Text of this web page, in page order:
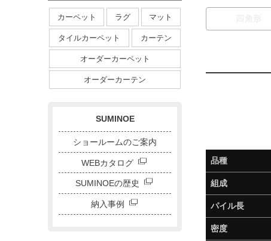
約350ｘ500cm
円形サイズ
ダイニングサイズ
ナチュラルデザイン
無地・無地調
抽象柄
花柄
植物柄
鳥・動物
ストライプ・ボーダー
チェック
ドット
サークル
カーペット ラグ マット
タイルカーペット カーテン
オーダーカーペット
オーダーカーテン
SUMINOE
ショールームのご案内
WEBカタログ
SUMINOEの歴史
納入事例
品種
組成
パイル長
密度